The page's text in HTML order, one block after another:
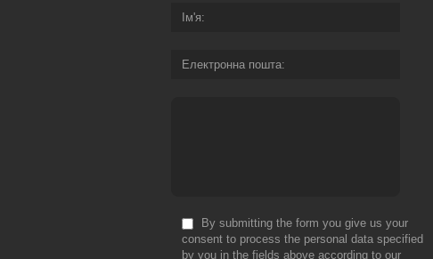
Ім'я
Електронна пошта
By submitting the form you give us your
consent to process the personal data specified
by you in the fields above according to our